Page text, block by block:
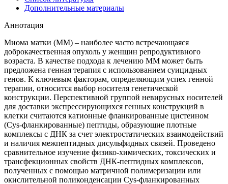
Дополнительные материалы
Аннотация
Миома матки (ММ) ‒ наиболее часто встречающаяся
доброкачественная опухоль у женщин репродуктивного
возраста. В качестве подхода к лечению ММ может быть
предложена генная терапия с использованием суицидных
генов. К ключевым факторам, определяющим успех генной
терапии, относится выбор носителя генетической
конструкции. Перспективной группой невирусных носителей
для доставки экспрессирующихся генных конструкций в
клетки считаются катионные фланкированные цистеином
(Cys-фланкированные) пептиды, образующие плотные
комплексы с ДНК за счет электростатических взаимодействий
и наличия межпептидных дисульфидных связей. Проведено
сравнительное изучение физико-химических, токсических и
трансфекционных свойств ДНК-пептидных комплексов,
полученных с помощью матричной полимеризации или
окислительной поликонденсации Cys-фланкированных